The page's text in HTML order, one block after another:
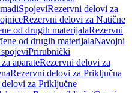
SpojeviRezervni delovi za
Rezervni delovi za Natične
od drugih materijalaRezervni
od drugih materijalaNavojni
Prirubnički
aparateRezervni delovi za
Rezervni delovi za Priključna
za Priključne